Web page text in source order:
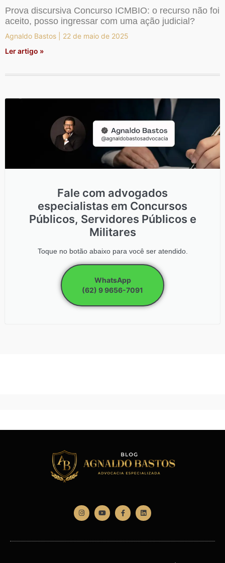
Prova discursiva Concurso ICMBIO: o recurso não foi
aceito, posso ingressar com uma ação judicial?
Agnaldo Bastos
22 de maio de 2025
Ler artigo »
Fale com advogados
especialistas em Concursos
Públicos, Servidores Públicos e
Militares
Toque no botão abaixo para você ser atendido.
WhatsApp
(62) 9 9656-7091